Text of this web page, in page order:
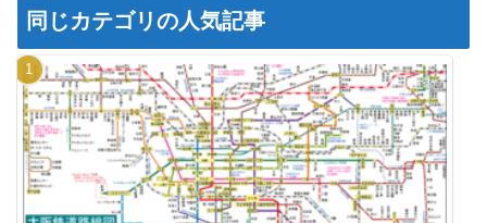
同じカテゴリの人気記事